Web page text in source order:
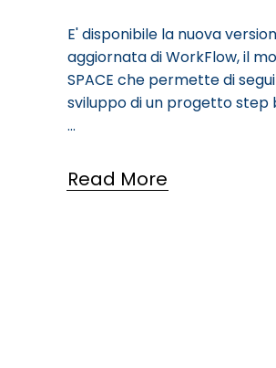
E' disponibile la nuova
aggiornata di WorkFlow, il
SPACE che permette di
sviluppo di un progetto step
Read More